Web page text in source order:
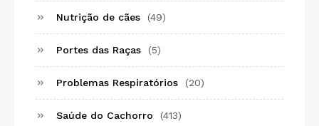
Nutrição de cães (49)
Portes das Raças (5)
Problemas Respiratórios (20)
Saúde do Cachorro (413)